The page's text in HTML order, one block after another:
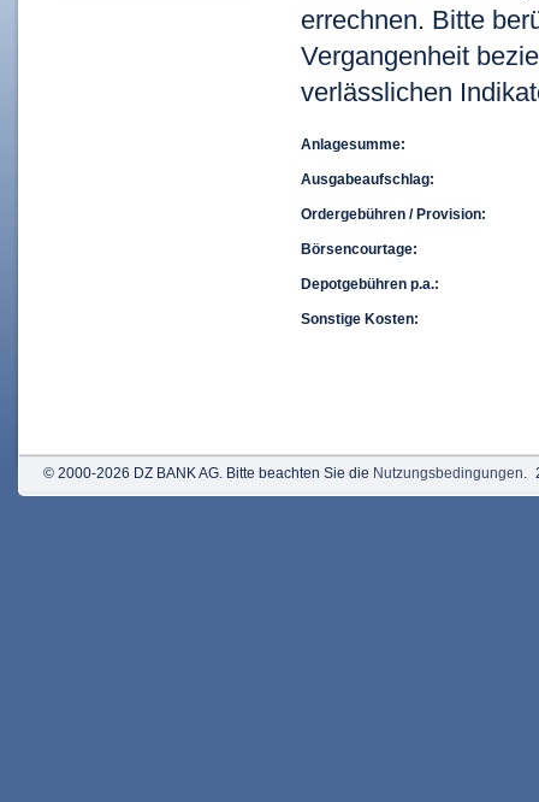
errechnen. Bitte
Vergangenheit
verlässlichen
Anlagesumme:
Ausgabeaufschlag:
Ordergebühren / Provision:
Börsencourtage:
Depotgebühren p.a.:
Sonstige Kosten:
© 2000-2026 DZ BANK AG. Bitte beachten Sie die Nutzungsbedingungen.